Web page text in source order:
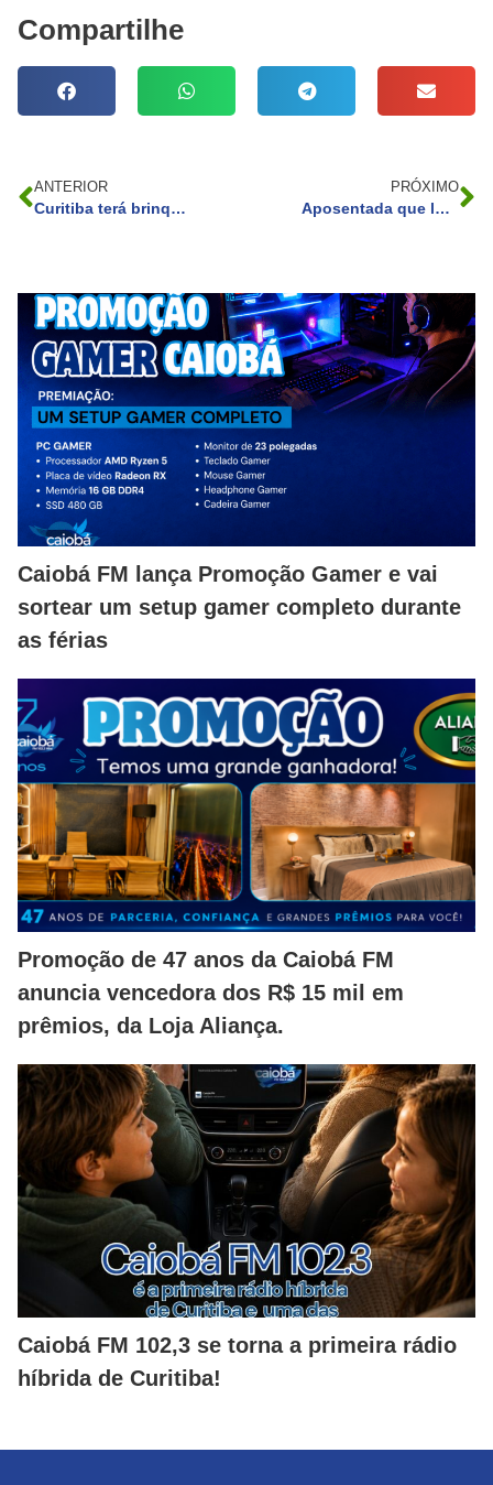
Compartilhe
ANTERIOR
Curitiba terá brinquedos adaptados nos parquinhos
PRÓXIMO
Aposentada que lutou contra construtora morre em Curitiba
Caiobá FM lança Promoção Gamer e vai
sortear um setup gamer completo durante
as férias
Promoção de 47 anos da Caiobá FM
anuncia vencedora dos R$ 15 mil em
prêmios, da Loja Aliança.
Caiobá FM 102,3 se torna a primeira rádio
híbrida de Curitiba!